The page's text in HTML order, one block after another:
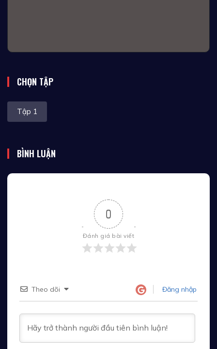
CHỌN TẬP
Tập 1
BÌNH LUẬN
0
Đánh giá bài viết
Theo dõi Đăng nhập